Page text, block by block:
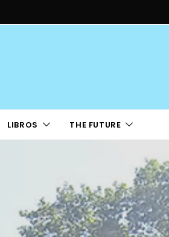
LIBROS THE FUTURE